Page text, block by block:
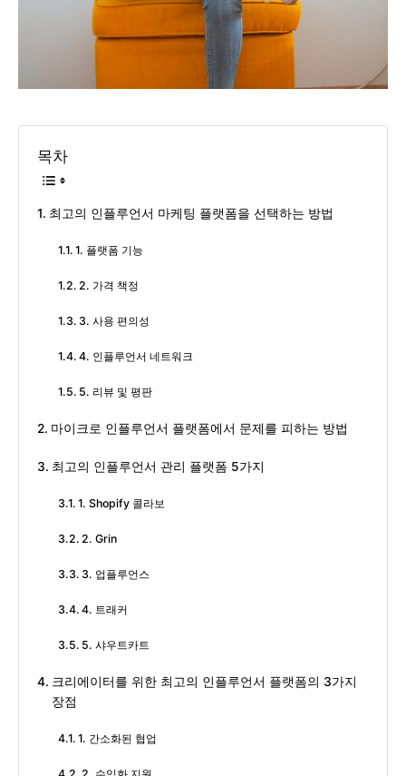
목차
최고의 인플루언서 마케팅 플랫폼을 선택하는 방법
1. 플랫폼 기능
2. 가격 책정
3. 사용 편의성
4. 인플루언서 네트워크
5. 리뷰 및 평판
마이크로 인플루언서 플랫폼에서 문제를 피하는 방법
최고의 인플루언서 관리 플랫폼 5가지
1. Shopify 콜라보
2. Grin
3. 업플루언스
4. 트래커
5. 샤우트카트
크리에이터를 위한 최고의 인플루언서 플랫폼의 3가지
장점
1. 간소화된 협업